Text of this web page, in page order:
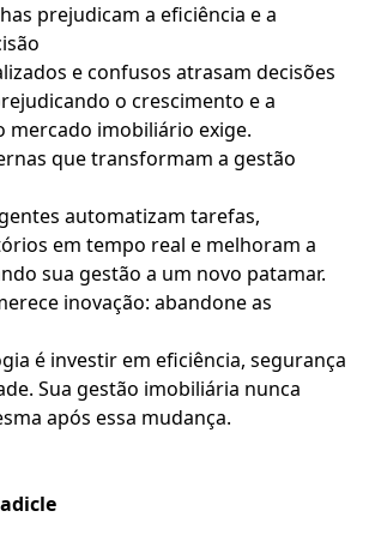
prejudicam a eficiência e a
e confusos atrasam decisões
o crescimento e a
mercado imobiliário exige.
que transformam a gestão
automatizam tarefas,
em tempo real e melhoram a
sua gestão a um novo patamar.
inovação: abandone as
é investir em eficiência, segurança
Sua gestão imobiliária nunca
após essa mudança.